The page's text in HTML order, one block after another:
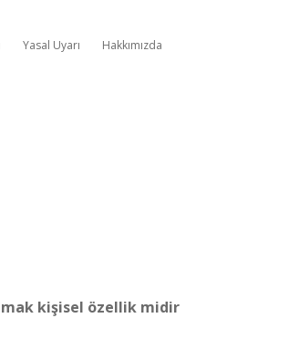
Yasal Uyarı Hakkımızda
kişisel özellik midir